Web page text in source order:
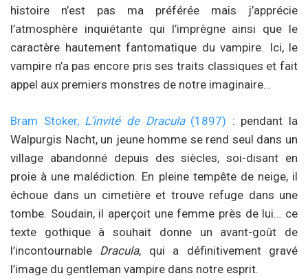
histoire n’est pas ma préférée mais j’apprécie
l’atmosphère inquiétante qui l’imprègne ainsi que le
caractère hautement fantomatique du vampire. Ici, le
vampire n’a pas encore pris ses traits classiques et fait
appel aux premiers monstres de notre imaginaire…
Bram Stoker, L’invité de Dracula(1897) : pendant la
Walpurgis Nacht, un jeune homme se rend seul dans un
village abandonné depuis des siècles, soi-disant en
proie à une malédiction. En pleine tempête de neige, il
échoue dans un cimetière et trouve refuge dans une
tombe. Soudain, il aperçoit une femme près de lui… ce
texte gothique à souhait donne un avant-goût de
l’incontournable Dracula, qui a définitivement gravé
l’image du gentleman vampire dans notre esprit.